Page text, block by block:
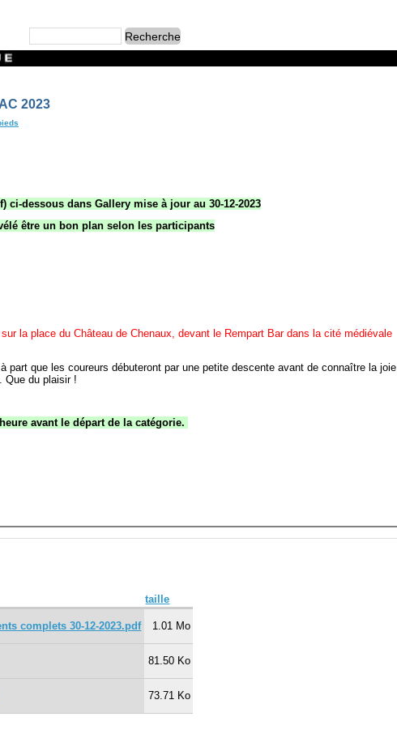
2023
dessous dans Gallery mise à jour au 30-12-2023
être un bon plan selon les participants
la place du Château de Chenaux, devant le Rempart Bar dans la cité médiévale
part que les coureurs débuteront par une petite descente avant de connaître la joie
Que du plaisir !
avant le départ de la catégorie.
taille
complets 30-12-2023.pdf 1.01 Mo
81.50 Ko
73.71 Ko